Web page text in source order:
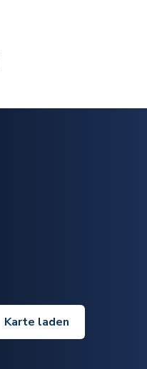
Karte laden